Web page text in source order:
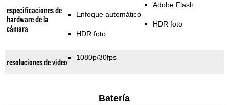
especificaciones de
hardware de la
cámara
Enfoque automático
HDR foto
Adobe Flash
HDR foto
resoluciones de video 1080p/30fps
Batería